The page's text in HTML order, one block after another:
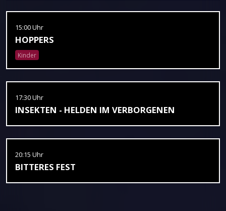
15:00 Uhr
HOPPERS
Kinder
17:30 Uhr
INSEKTEN - HELDEN IM VERBORGENEN
20:15 Uhr
BITTERES FEST